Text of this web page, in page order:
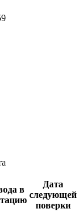
в
Дата
следующей
поверки